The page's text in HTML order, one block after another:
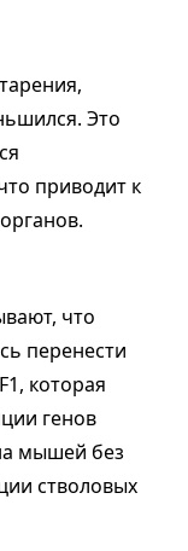
Это
приводит к
что
перенести
которая
генов
мышей без
стволовых